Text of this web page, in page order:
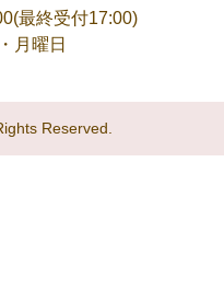
最終受付17:00)
月曜日
Reserved.